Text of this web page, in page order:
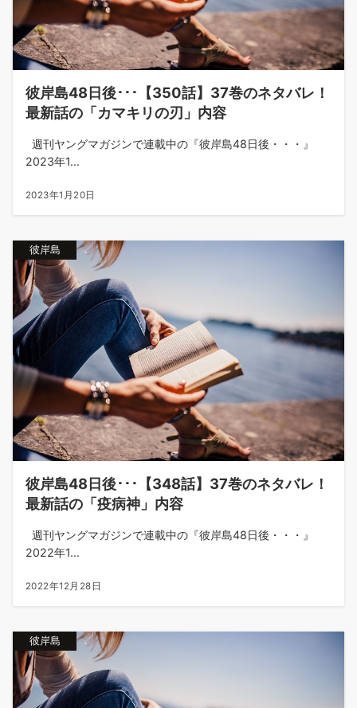
彼岸島48日後･･･【350話】37巻のネタバレ！
最新話の「カマキリの刃」内容
週刊ヤングマガジンで連載中の『彼岸島48日後・・・』
2023年1...
2023年1月20日
彼岸島
彼岸島48日後･･･【348話】37巻のネタバレ！
最新話の「疫病神」内容
週刊ヤングマガジンで連載中の『彼岸島48日後・・・』
2022年1...
2022年12月28日
彼岸島